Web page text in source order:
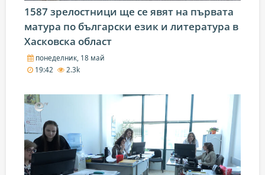
1587 зрелостници ще се явят на първата
матура по български език и литература в
Хасковска област
понеделник, 18 май
19:42
2.3k